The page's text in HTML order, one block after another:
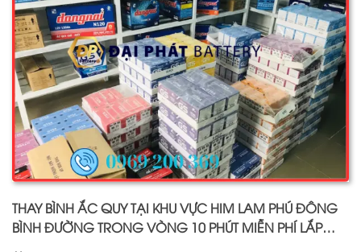
THAY BÌNH ẮC QUY TẠI KHU VỰC HIM LAM PHÚ ĐÔNG
BÌNH ĐƯỜNG TRONG VÒNG 10 PHÚT MIỄN PHÍ LẮP